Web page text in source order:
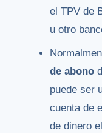
el TPV de
u otro
de abono
puede ser
cuenta de
de dinero